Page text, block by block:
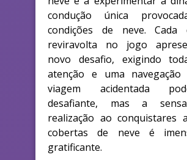
condução única
condições de neve. Cada
reviravolta no jogo
novo desafio, exigindo
atenção e uma
viagem acidentada
desafiante, mas a
realização ao conquistares
cobertas de neve é
gratificante.